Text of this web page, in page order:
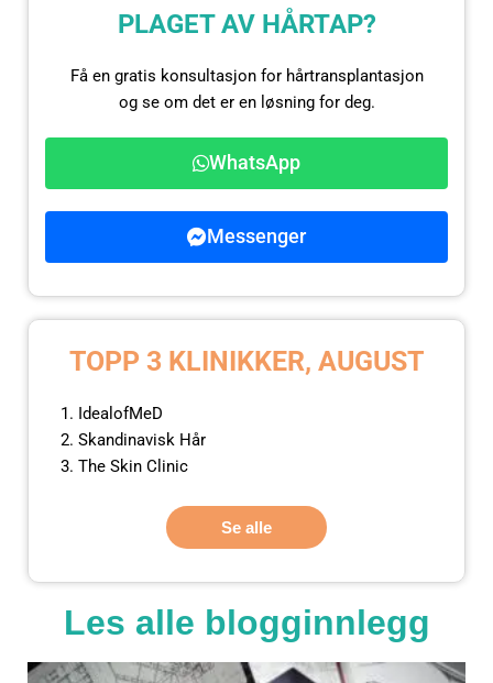
PLAGET AV HÅRTAP?
Få en gratis konsultasjon for hårtransplantasjon
og se om det er en løsning for deg.
WhatsApp
Messenger
TOPP 3 KLINIKKER, AUGUST
IdealofMeD
Skandinavisk Hår
The Skin Clinic
Se alle
Les alle blogginnlegg